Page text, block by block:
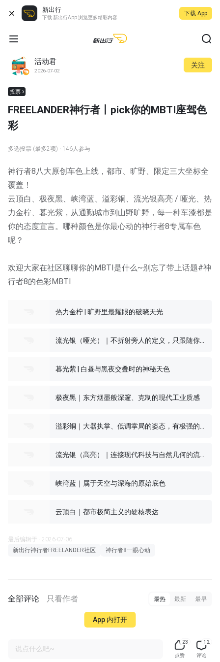
新出行
下载 新出行App 浏览更多精彩内容
下载 App
活动君
2026-07-02
关注
投票
FREELANDER神行者丨pick你的MBTI座驾色
彩
多选投票 (最多2项) · 146人参与
神行者8八大原创车色上线，都市、旷野、限定三大坐标全
覆盖！
云顶白、极夜黑、峡湾蓝、溢彩铜、流光银高亮 / 哑光、热
力金柠、暮光紫，从通勤城市到山野旷野，每一种车漆都是
你的态度宣言。哪种颜色是你最心动的神行者8专属车色
呢？
欢迎大家在社区聊聊你的MBTI是什么~别忘了带上话题#神
行者8的色彩MBTI
热力金柠 | 旷野里最耀眼的破晓天光
暮光紫 | 白昼与黑夜交叠时的神秘天色
极夜黑｜东方烟墨般深邃、克制的现代工业质感
峡湾蓝｜属于天空与深海的原始底色
云顶白｜都市极简主义的硬核表达
最后编辑于 · 2026-07-06
新出行神行者FREELANDER社区
神行者8一眼心动
全部评论 只看作者 最热 最新 最早
说点什么吧~
23
点赞
12
评论
App 内打开